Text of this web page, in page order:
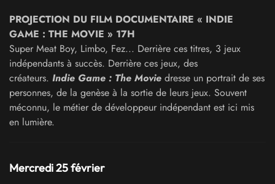
PROJECTION DU FILM DOCUMENTAIRE « INDIE
GAME : THE MOVIE » 17H
Super Meat Boy, Limbo, Fez... Derrière ces titres, 3 jeux
indépendants à succès. Derrière ces jeux, des
créateurs. Indie Game : The Movie dresse un portrait de ses
personnes, de la genèse à la sortie de leurs jeux. Souvent
méconnu, le métier de développeur indépendant est ici mis
en lumière.
Mercredi 25 février